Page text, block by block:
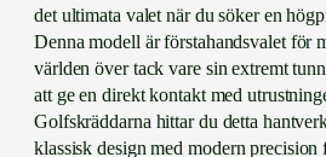
s
H
a
n
d
det ultimata valet när du söker en
Denna modell är förstahandsvalet för
världen över tack vare sin extremt
att ge en direkt kontakt med
Golfskräddarna hittar du detta
klassisk design med modern precision